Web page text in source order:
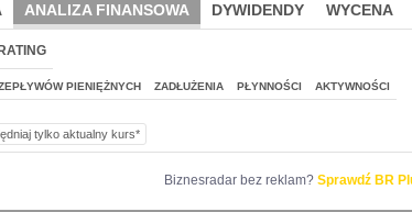
ANALIZA FINANSOWA DYWIDENDY WYCENA
RATING
PIENIĘŻNYCH ZADŁUŻENIA PŁYNNOŚCI AKTYWNOŚCI
tylko aktualny kurs*
Biznesradar bez reklam? Sprawdź BR